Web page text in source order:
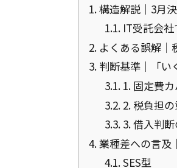
1.構造解説｜3月
1.1.IT受託会社
2. よくある誤解｜
3. 判断基準｜「い
3.1.1. 固定費
3.2.2. 税負担の
3.3.3. 借入判
4.業種差への言及
4.1.SES型